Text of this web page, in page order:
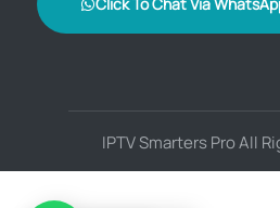
IPTV Smarters Pro All